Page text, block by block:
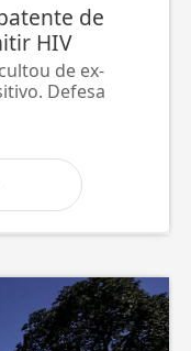
de
HIV
de ex-
Defesa